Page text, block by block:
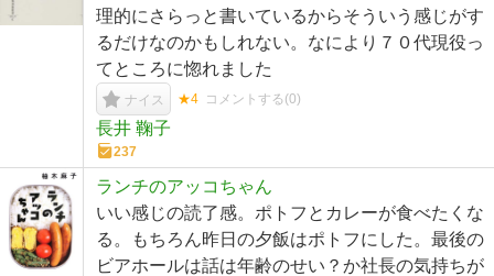
理的にさらっと書いているからそういう感じがす
るだけなのかもしれない。なにより７０代現役っ
てところに惚れました
ナイス ★4 コメントする(0)
長井 鞠子
237
ランチのアッコちゃん
いい感じの読了感。ポトフとカレーが食べたくな
る。もちろん昨日の夕飯はポトフにした。最後の
ビアホールは話は年齢のせい？か社長の気持ちが